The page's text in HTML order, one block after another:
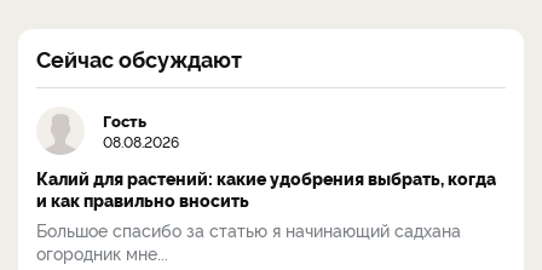
Сейчас обсуждают
Гость
08.08.2026
Калий для растений: какие удобрения выбрать, когда
и как правильно вносить
Большое спасибо за статью я начинающий садхана
огородник мне...